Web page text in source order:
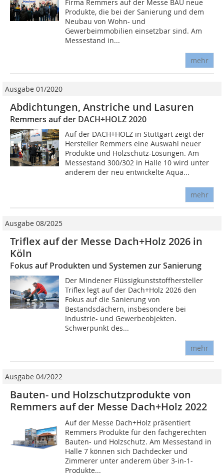
Firma Remmers auf der Messe BAU neue
Produkte, die bei der Sanierung und dem
Neubau von Wohn- und
Gewerbeimmobilien einsetzbar sind. Am
Messestand in...
mehr
Ausgabe 01/2020
Abdichtungen, Anstriche und Lasuren
Remmers auf der DACH+HOLZ 2020
Auf der DACH+HOLZ in Stuttgart zeigt der
Hersteller Remmers eine Auswahl neuer
Produkte und Holzschutz-Lösungen. Am
Messestand 300/302 in Halle 10 wird unter
anderem der neu entwickelte Aqua...
mehr
Ausgabe 08/2025
Triflex auf der Messe Dach+Holz 2026 in
Köln
Fokus auf Produkten und Systemen zur Sanierung
Der Mindener Flüssigkunststoffhersteller
Triflex legt auf der Dach+Holz 2026 den
Fokus auf die Sanierung von
Bestandsdächern, insbesondere bei
Industrie- und Gewerbeobjekten.
Schwerpunkt des...
mehr
Ausgabe 04/2022
Bauten- und Holzschutzprodukte von
Remmers auf der Messe Dach+Holz 2022
Auf der Messe Dach+Holz präsentiert
Remmers Produkte für den fachgerechten
Bauten- und Holzschutz. Am Messestand in
Halle 7 können sich Dachdecker und
Zimmerer unter anderem über 3-in-1-
Produkte...